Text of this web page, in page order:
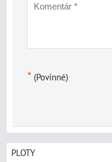
* (Povinné)
PLOTY